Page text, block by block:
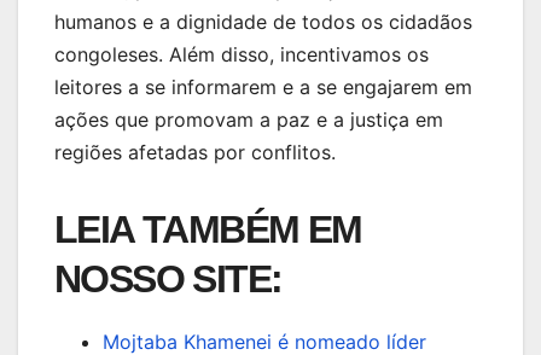
humanos e a dignidade de todos os cidadãos
congoleses. Além disso, incentivamos os
leitores a se informarem e a se engajarem em
ações que promovam a paz e a justiça em
regiões afetadas por conflitos.
LEIA TAMBÉM EM
NOSSO SITE:
Mojtaba Khamenei é nomeado líder